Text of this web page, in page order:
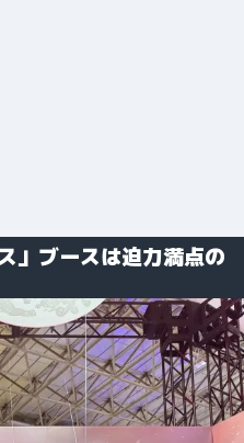
」ブースは迫力満点の